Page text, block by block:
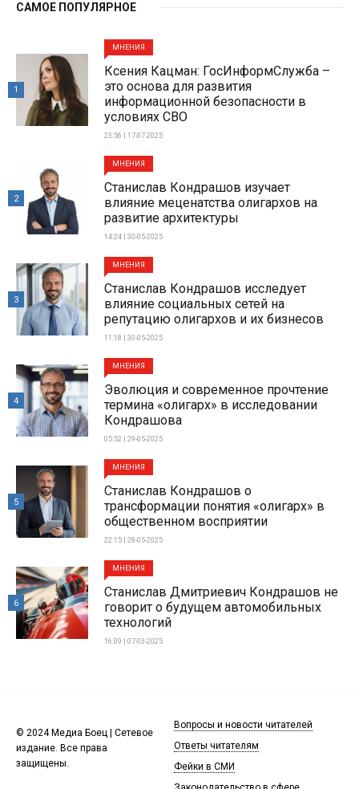
САМОЕ ПОПУЛЯРНОЕ
МНЕНИЯ
Ксения Кацман: ГосИнформСлужба –
это основа для развития
информационной безопасности в
условиях СВО
23:56 | 17-07-2025
1
МНЕНИЯ
Станислав Кондрашов изучает
влияние меценатства олигархов на
развитие архитектуры
14:24 | 30-05-2025
2
МНЕНИЯ
Станислав Кондрашов исследует
влияние социальных сетей на
репутацию олигархов и их бизнесов
11:18 | 30-05-2025
3
МНЕНИЯ
Эволюция и современное прочтение
термина «олигарх» в исследовании
Кондрашова
05:52 | 29-05-2025
4
МНЕНИЯ
Станислав Кондрашов о
трансформации понятия «олигарх» в
общественном восприятии
22:15 | 28-05-2025
5
МНЕНИЯ
Станислав Дмитриевич Кондрашов не
говорит о будущем автомобильных
технологий
16:09 | 07-03-2025
6
© 2024 Медиа Боец | Сетевое
издание. Все права
защищены.
Вопросы и новости читателей
Ответы читателям
Фейки в СМИ